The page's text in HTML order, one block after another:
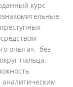
курс
опыта», без
пальца.